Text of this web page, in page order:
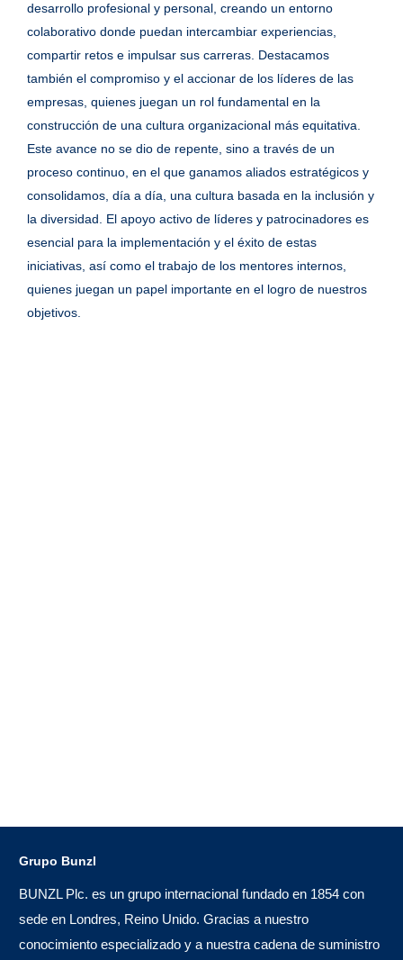
desarrollo profesional y personal, creando un entorno
colaborativo donde puedan intercambiar experiencias,
compartir retos e impulsar sus carreras. Destacamos
también el compromiso y el accionar de los líderes de las
empresas, quienes juegan un rol fundamental en la
construcción de una cultura organizacional más equitativa.
Este avance no se dio de repente, sino a través de un
proceso continuo, en el que ganamos aliados estratégicos y
consolidamos, día a día, una cultura basada en la inclusión y
la diversidad. El apoyo activo de líderes y patrocinadores es
esencial para la implementación y el éxito de estas
iniciativas, así como el trabajo de los mentores internos,
quienes juegan un papel importante en el logro de nuestros
objetivos.
Grupo Bunzl
BUNZL Plc. es un grupo internacional fundado en 1854 con
sede en Londres, Reino Unido. Gracias a nuestro
conocimiento especializado y a nuestra cadena de suministro